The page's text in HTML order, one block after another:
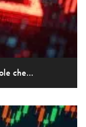
che...